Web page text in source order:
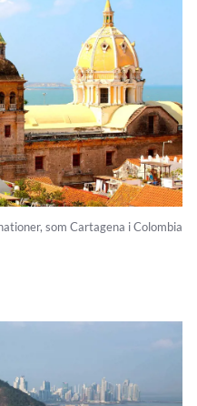
som Cartagena i Colombia